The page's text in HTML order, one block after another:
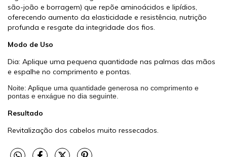
são-joão e borragem) que repõe aminoácidos e lipídios,
oferecendo aumento da elasticidade e resistência, nutrição
profunda e resgate da integridade dos fios.
Modo de Uso
Dia: Aplique uma pequena quantidade nas palmas das mãos
e espalhe no comprimento e pontas.
Noite: Aplique uma quantidade generosa no comprimento e
pontas e enxágue no dia seguinte.
Resultado
Revitalização dos cabelos muito ressecados.